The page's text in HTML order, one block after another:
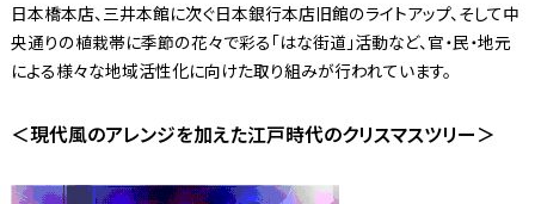
日本橋本店、三井本館に次ぐ日本銀行本店旧館のライトアップ、そして中
央通りの植栽帯に季節の花々で彩る「はな街道」活動など、官・民・地元
による様々な地域活性化に向けた取り組みが行われています。
＜現代風のアレンジを加えた江戸時代のクリスマスツリー＞